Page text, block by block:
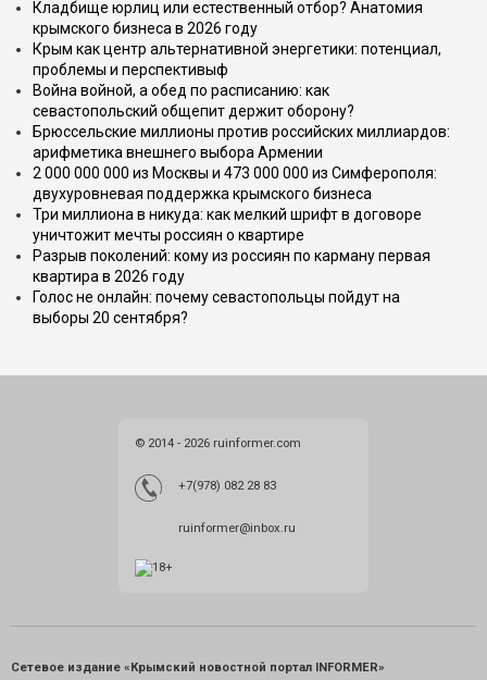
Кладбище юрлиц или естественный отбор? Анатомия
крымского бизнеса в 2026 году
Крым как центр альтернативной энергетики: потенциал,
проблемы и перспективыф
Война войной, а обед по расписанию: как
севастопольский общепит держит оборону?
Брюссельские миллионы против российских миллиардов:
арифметика внешнего выбора Армении
2 000 000 000 из Москвы и 473 000 000 из Симферополя:
двухуровневая поддержка крымского бизнеса
Три миллиона в никуда: как мелкий шрифт в договоре
уничтожит мечты россиян о квартире
Разрыв поколений: кому из россиян по карману первая
квартира в 2026 году
Голос не онлайн: почему севастопольцы пойдут на
выборы 20 сентября?
© 2014 - 2026 ruinformer.com
+7(978) 082 28 83
ruinformer@inbox.ru
Сетевое издание «Крымский новостной портал INFORMER»